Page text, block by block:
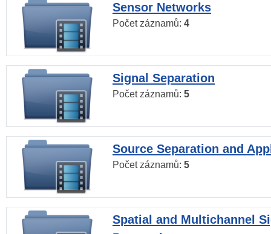
Sensor Networks
Počet záznamů: 4
Signal Separation
Počet záznamů: 5
Source Separation and
Počet záznamů: 5
Spatial and Multichannel